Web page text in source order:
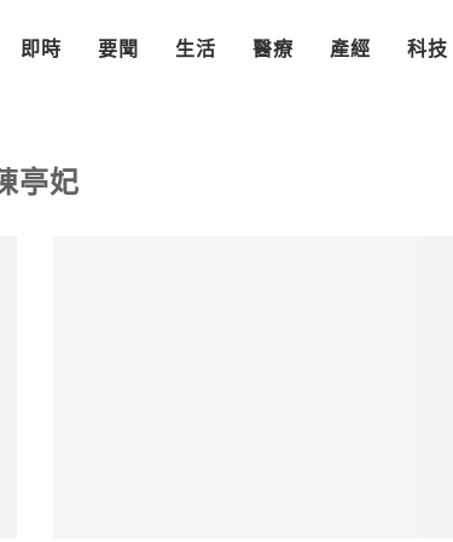
即時 要聞 生活 醫療 產經 科技
亭妃